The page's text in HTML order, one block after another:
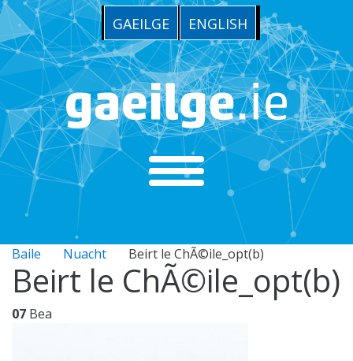
GAEILGE ENGLISH
Baile Nuacht Beirt le ChÃ©ile_opt(b)
Beirt le ChÃ©ile_opt(b)
07 Bea